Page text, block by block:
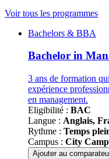
Voir tous les programmes
Famille
programmes
Bachelors & BBA
Bachelor in
3 ans de formation
expérience
en management.
Eligibilité : BAC
Langue : Anglais,
Rythme : Temps
Campus : City
Ajouter au